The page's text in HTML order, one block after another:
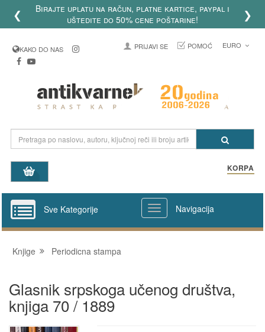
❮
Birajte uplatu na račun, platne kartice, paypal i
uštedite do 50% cene poštarine!
❯
KAKO DO NAS PRIJAVI SE POMOĆ EURO
KORPA
Sve Kategorije Navigacija
Knjige Periodicna stampa
Glasnik srpskoga učenog društva,
knjiga 70 / 1889